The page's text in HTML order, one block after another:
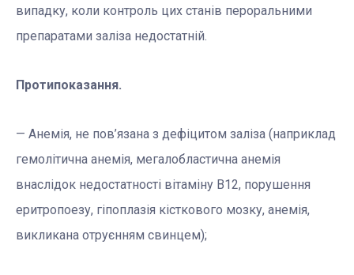
випадку, коли контроль цих станів пероральними
препаратами заліза недостатній.
Протипоказання.
— Анемія, не пов’язана з дефіцитом заліза (наприклад
гемолітична анемія, мегалобластична анемія
внаслідок недостатності вітаміну В12, порушення
еритропоезу, гіпоплазія кісткового мозку, анемія,
викликана отруєнням свинцем);